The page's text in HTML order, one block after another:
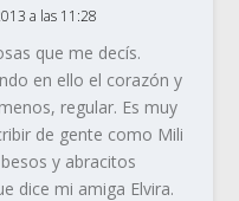
a las 11:28
que me decís.
en ello el corazón y
regular. Es muy
de gente como Mili
y abracitos
dice mi amiga Elvira.